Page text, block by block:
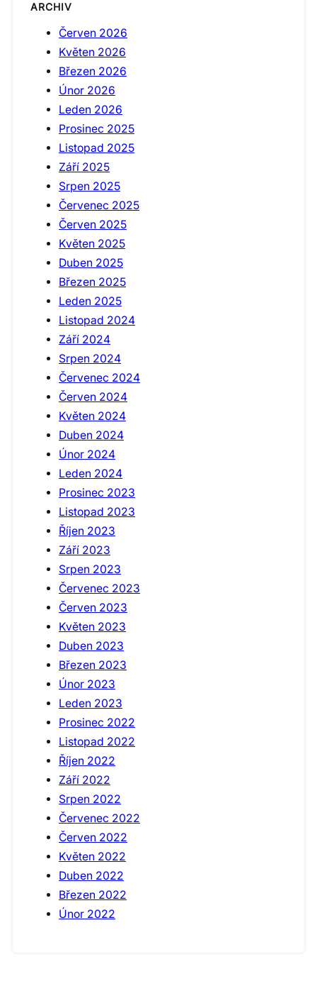
ARCHIV
Červen 2026
Květen 2026
Březen 2026
Únor 2026
Leden 2026
Prosinec 2025
Listopad 2025
Září 2025
Srpen 2025
Červenec 2025
Červen 2025
Květen 2025
Duben 2025
Březen 2025
Leden 2025
Listopad 2024
Září 2024
Srpen 2024
Červenec 2024
Červen 2024
Květen 2024
Duben 2024
Únor 2024
Leden 2024
Prosinec 2023
Listopad 2023
Říjen 2023
Září 2023
Srpen 2023
Červenec 2023
Červen 2023
Květen 2023
Duben 2023
Březen 2023
Únor 2023
Leden 2023
Prosinec 2022
Listopad 2022
Říjen 2022
Září 2022
Srpen 2022
Červenec 2022
Červen 2022
Květen 2022
Duben 2022
Březen 2022
Únor 2022